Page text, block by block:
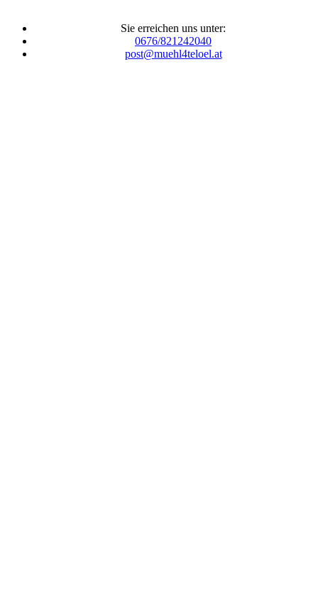
Sie erreichen uns unter:
0676/821242040
post@muehl4teloel.at